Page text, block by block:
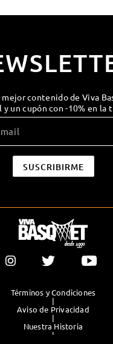
mejor contenido de Viva
y un cupón con -10% en la
Términos y Condiciones
|
Aviso de Privacidad
|
Nuestra Historia
|